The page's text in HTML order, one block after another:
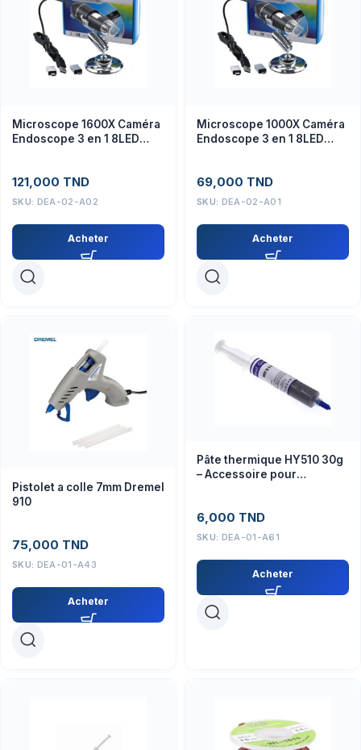
Microscope 1600X Caméra
Endoscope 3 en 1 8LED
121,000 TND
SKU: DEA-02-A02
Acheter
Microscope 1000X Caméra
Endoscope 3 en 1 8LED
69,000 TND
SKU: DEA-02-A01
Acheter
Pistolet a colle 7mm Dremel
910
75,000 TND
SKU: DEA-01-A43
Acheter
Pâte thermique HY510 30g
– Accessoire pour
6,000 TND
SKU: DEA-01-A61
Acheter